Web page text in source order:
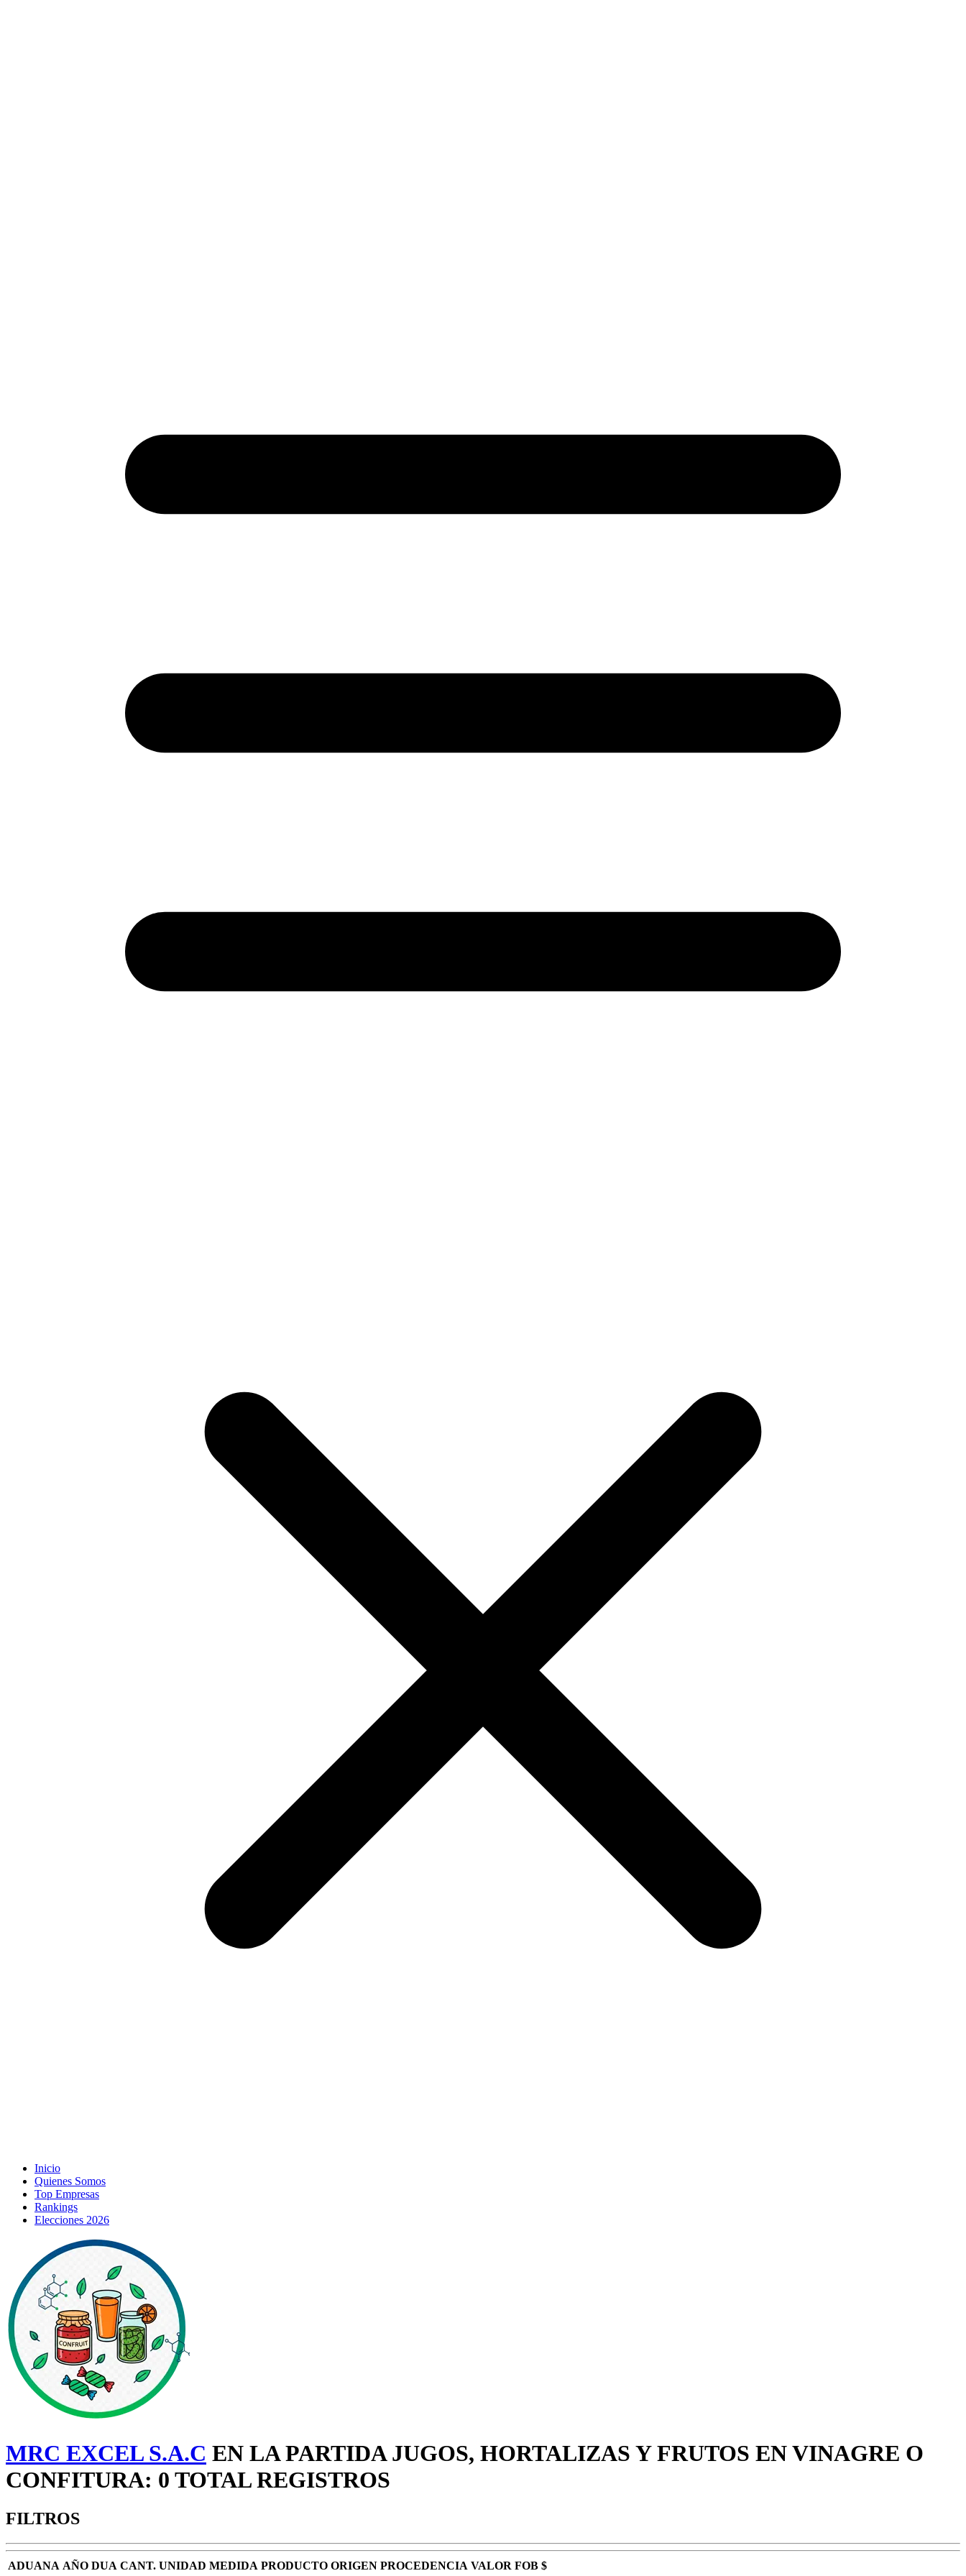
Inicio
Quienes Somos
Top Empresas
Rankings
Elecciones 2026
MRC EXCEL S.A.C EN LA PARTIDA JUGOS, HORTALIZAS Y FRUTOS EN VINAGRE O
CONFITURA: 0 TOTAL REGISTROS
FILTROS
ADUANA AÑO DUA CANT. UNIDAD MEDIDA PRODUCTO ORIGEN PROCEDENCIA VALOR FOB $